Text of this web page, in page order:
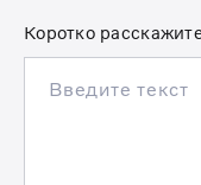
Коротко